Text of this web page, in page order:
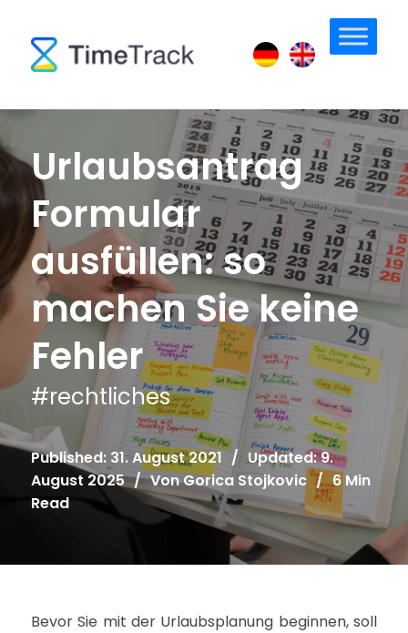
Urlaubsantrag
Formular
ausfüllen: so
machen Sie keine
Fehler
#rechtliches
Published: 31. August 2021 / Updated: 9.
August 2025 / VonGorica Stojkovic / 6 Min
Read
Bevor Sie mit der Urlaubsplanung beginnen, soll